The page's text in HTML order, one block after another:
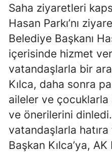
Saha ziyaretleri
Hasan Parkı’nı
Belediye Başkanı
içerisinde hizmet
vatandaşlarla bir
Kılca, daha sonra
aileler ve
ve önerilerini
vatandaşlarla
Başkan Kılca’ya,